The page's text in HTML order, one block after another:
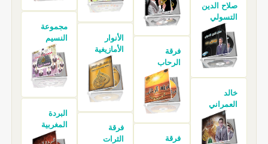
صلاح الدين
التسولي
خالد
العمراني
فرقة
الرحاب
فرقة
الأنوار
الأمازيغية
فرقة
الثرات
مجموعة
النسيم
البردة
المغربية